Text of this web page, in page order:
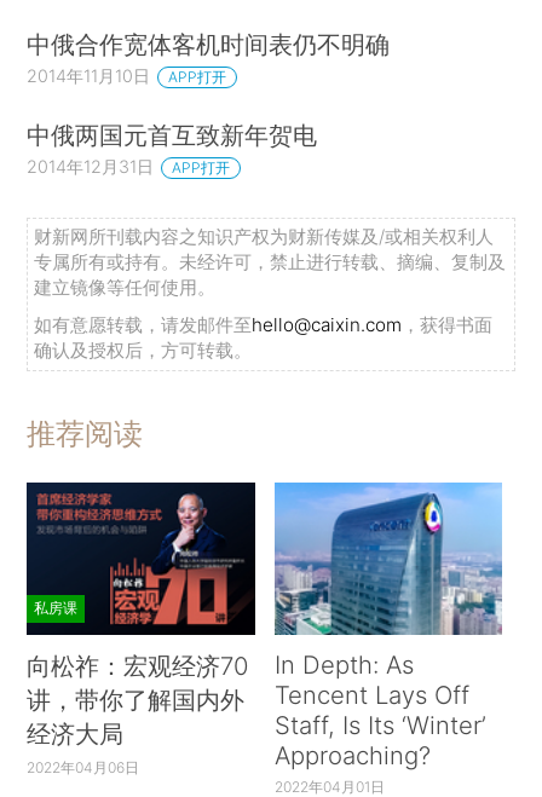
中俄合作宽体客机时间表仍不明确
2014年11月10日 APP打开
中俄两国元首互致新年贺电
2014年12月31日 APP打开
财新网所刊载内容之知识产权为财新传媒及/或相关权利人
专属所有或持有。未经许可，禁止进行转载、摘编、复制及
建立镜像等任何使用。
如有意愿转载，请发邮件至hello@caixin.com ，获得书面
确认及授权后，方可转载。
推荐阅读
私房课
向松祚：宏观经济70
讲，带你了解国内外
经济大局
2022年04月06日
In Depth: As
Tencent Lays Off
Staff, Is Its ‘Winter’
Approaching?
2022年04月01日